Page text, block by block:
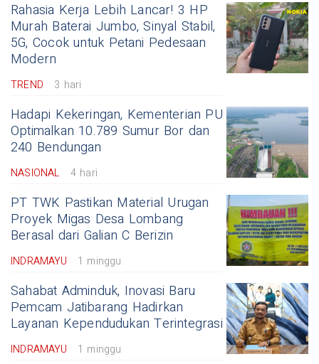
Rahasia Kerja Lebih Lancar! 3 HP
Murah Baterai Jumbo, Sinyal Stabil,
5G, Cocok untuk Petani Pedesaan
Modern
TREND 3 hari
Hadapi Kekeringan, Kementerian PU
Optimalkan 10.789 Sumur Bor dan
240 Bendungan
NASIONAL 4 hari
PT TWK Pastikan Material Urugan
Proyek Migas Desa Lombang
Berasal dari Galian C Berizin
INDRAMAYU 1 minggu
Sahabat Adminduk, Inovasi Baru
Pemcam Jatibarang Hadirkan
Layanan Kependudukan Terintegrasi
INDRAMAYU 1 minggu